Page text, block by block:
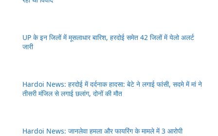
UP के इन जिलों में मूसलाधार बारिश, हरदोई समेत 42 जिलों में येलो अलर्ट
जारी
Hardoi News: हरदोई में दर्दनाक हादसा: बेटे ने लगाई फांसी, सदमे में मां ने
तीसरी मंजिल से लगाई छलांग, दोनों की मौत
Hardoi News: जानलेवा हमला और फायरिंग के मामले में 3 आरोपी